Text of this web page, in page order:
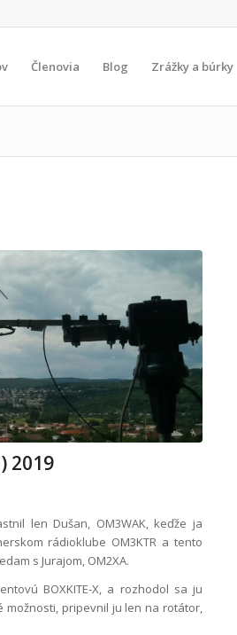
Členovia Blog Zrážky a búrky
2019
len Dušan, OM3WAK, keďže ja
rádioklube OM3KTR a tento
s Jurajom, OM2XA.
BOXKITE-X, a rozhodol sa ju
možnosti, pripevnil ju len na rotátor,